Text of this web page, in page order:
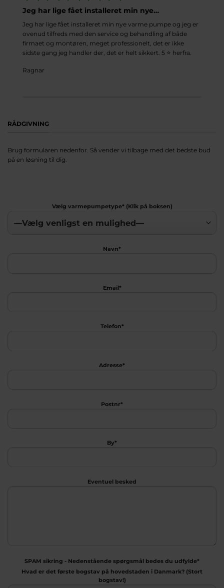
Jeg har lige fået installeret min nye…
Jeg har lige fået installeret min nye varme pumpe og jeg er
ovenud tilfreds med den service og behandling af både
firmaet og montøren, meget professionelt, det er ikke
sidste gang jeg handler der, det er helt sikkert. 5 ⭐️ herfra.
Ragnar
RÅDGIVNING
Brug formularen nedenfor. Så vender vi tilbage med det bedste bud
på en løsning til dig.
Vælg varmepumpetype* (Klik på boksen)
Navn*
Email*
Telefon*
Adresse*
Postnr*
By*
Eventuel besked
SPAM sikring - Nedenstående spørgsmål bedes du udfylde*
Hvad er det første bogstav på hovedstaden i Danmark? (Stort
bogstav!)